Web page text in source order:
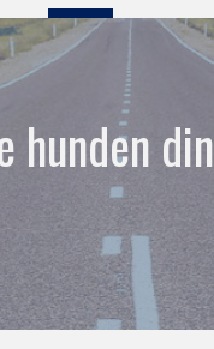
din